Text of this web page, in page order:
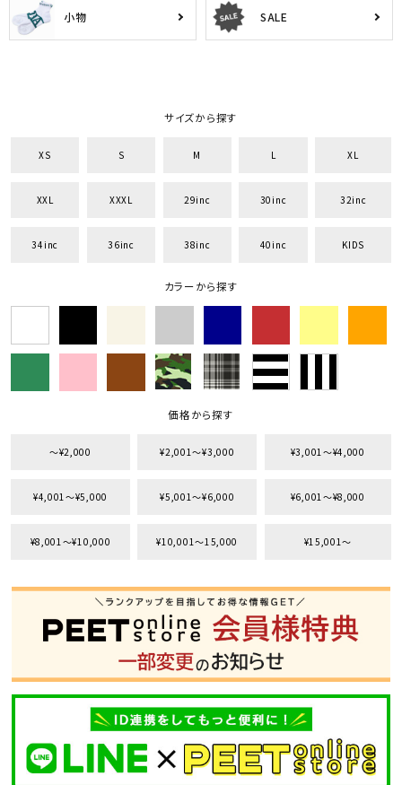
小物 SALE
サイズから探す
XS S M L XL
XXL XXXL 29inc 30inc 32inc
34inc 36inc 38inc 40inc KIDS
カラーから探す
価格から探す
〜¥2,000 ¥2,001〜¥3,000 ¥3,001〜¥4,000
¥4,001〜¥5,000 ¥5,001〜¥6,000 ¥6,001〜¥8,000
¥8,001〜¥10,000 ¥10,001〜15,000 ¥15,001〜